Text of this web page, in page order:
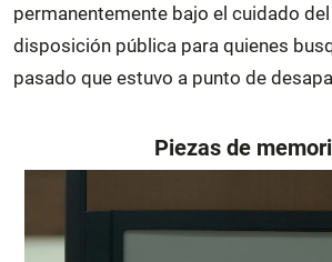
permanentemente bajo el cuidado del
disposición pública para quienes
pasado que estuvo a punto de
Piezas de